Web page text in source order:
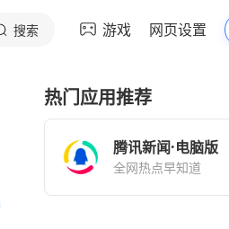
搜索 游戏 网页设置
热门应用推荐
腾讯新闻·电脑版
全网热点早知道